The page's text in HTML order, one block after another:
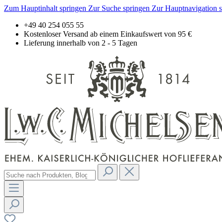
Zum Hauptinhalt springen Zur Suche springen Zur Hauptnavigation
+49 40 254 055 55
Kostenloser Versand ab einem Einkaufswert von 95 €
Lieferung innerhalb von 2 - 5 Tagen